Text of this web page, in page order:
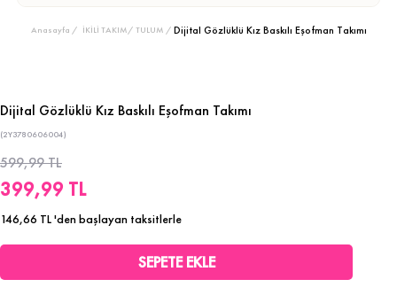
Anasayfa İKİLİ TAKIM/ TULUM Dijital Gözlüklü Kız Baskılı Eşofman Takımı
Dijital Gözlüklü Kız Baskılı Eşofman Takımı
(2Y3780606004)
599,99 TL
399,99 TL
146,66 TL'den başlayan taksitlerle